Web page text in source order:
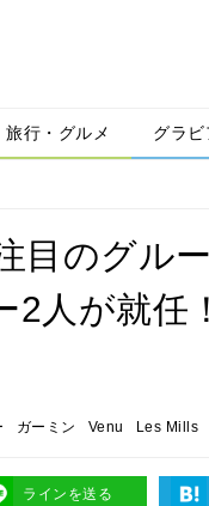
旅行・グルメ グラビ
目のグル
2人が就
ガーミン Venu Les Mills
ラインを送る